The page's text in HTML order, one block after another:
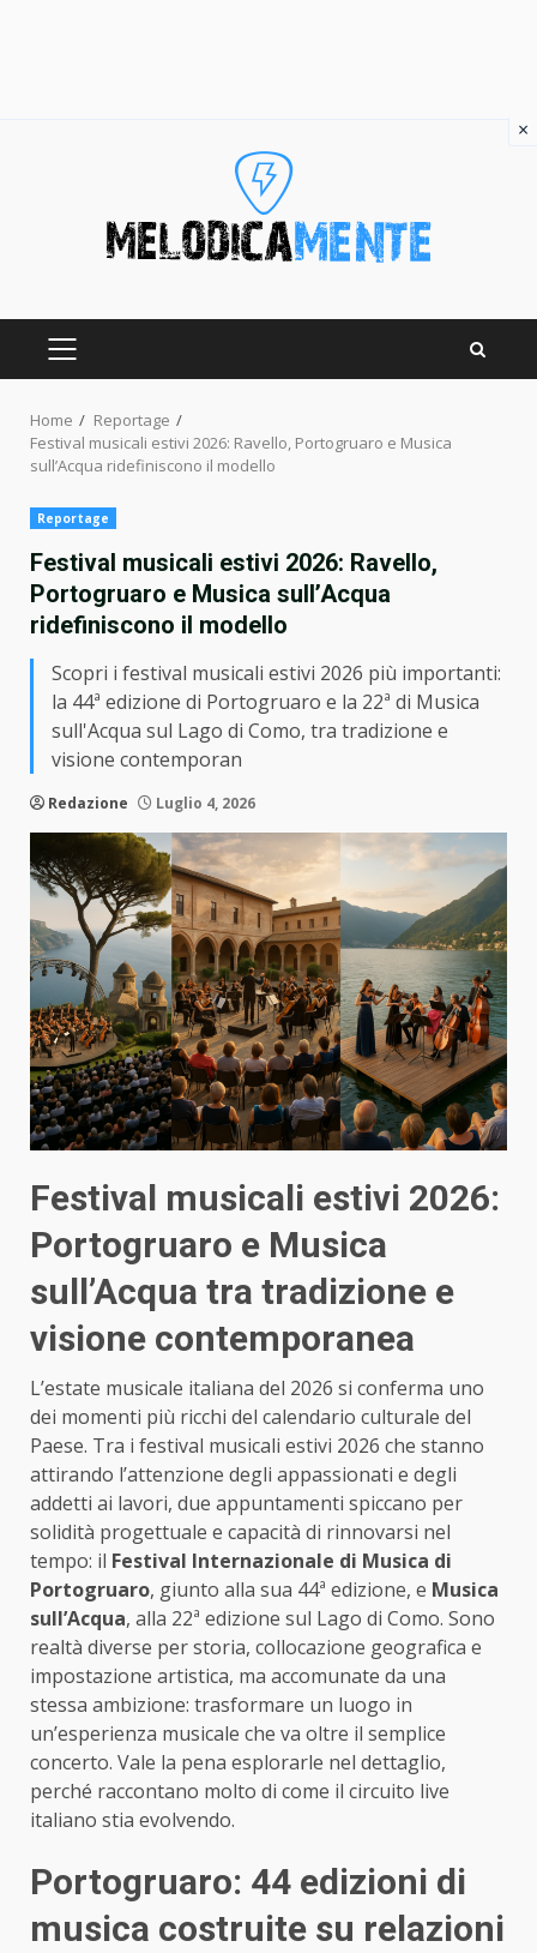
PRIMARY
Home
Reportage
Festival musicali estivi 2026: Ravello, Portogruaro e Musica
sull’Acqua ridefiniscono il modello
Reportage
Festival musicali estivi 2026: Ravello,
Portogruaro e Musica sull’Acqua
ridefiniscono il modello
Scopri i festival musicali estivi 2026 più importanti:
la 44ª edizione di Portogruaro e la 22ª di Musica
sull'Acqua sul Lago di Como, tra tradizione e
visione contemporan
Redazione Luglio 4, 2026
Festival musicali estivi 2026:
Portogruaro e Musica
sull’Acqua tra tradizione e
visione contemporanea
L’estate musicale italiana del 2026 si conferma uno
dei momenti più ricchi del calendario culturale del
Paese. Tra i festival musicali estivi 2026 che stanno
attirando l’attenzione degli appassionati e degli
addetti ai lavori, due appuntamenti spiccano per
solidità progettuale e capacità di rinnovarsi nel
tempo: il Festival Internazionale di Musica di
Portogruaro, giunto alla sua 44ª edizione, e Musica
sull’Acqua, alla 22ª edizione sul Lago di Como. Sono
realtà diverse per storia, collocazione geografica e
impostazione artistica, ma accomunate da una
stessa ambizione: trasformare un luogo in
un’esperienza musicale che va oltre il semplice
concerto. Vale la pena esplorarle nel dettaglio,
perché raccontano molto di come il circuito live
italiano stia evolvendo.
Portogruaro: 44 edizioni di
musica costruite su relazioni
×